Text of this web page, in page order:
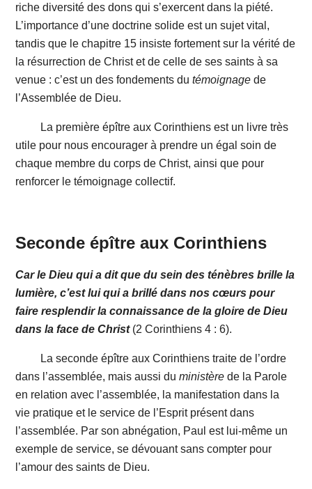
riche diversité des dons qui s’exercent dans la piété.
L’importance d’une doctrine solide est un sujet vital,
tandis que le chapitre 15 insiste fortement sur la vérité de
la résurrection de Christ et de celle de ses saints à sa
venue : c’est un des fondements dutémoignage de
l’Assemblée de Dieu.
La première épître aux Corinthiens est un livre très
utile pour nous encourager à prendre un égal soin de
chaque membre du corps de Christ, ainsi que pour
renforcer le témoignage collectif.
Seconde épître aux Corinthiens
Car le Dieu qui a dit que du sein des ténèbres brille la
lumière, c’est lui qui a brillé dans nos cœurs pour
faire resplendir la connaissance de la gloire de Dieu
dans la face de Christ(2Corinthiens 4 : 6).
La seconde épître aux Corinthiens traite de l’ordre
dans l’assemblée, mais aussi duministèrede la Parole
en relation avec l’assemblée, la manifestation dans la
vie pratique et le service de l’Esprit présent dans
l’assemblée. Par son abnégation, Paul est lui-même un
exemple de service, se dévouant sans compter pour
l’amour des saints de Dieu.